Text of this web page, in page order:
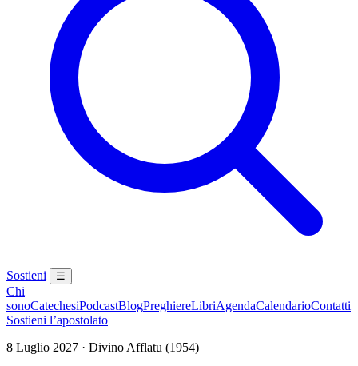
Sostieni ☰
Chi
sonoCatechesiPodcastBlogPreghiereLibriAgendaCalendarioContatti
Sostieni l’apostolato
8 Luglio 2027 · Divino Afflatu (1954)